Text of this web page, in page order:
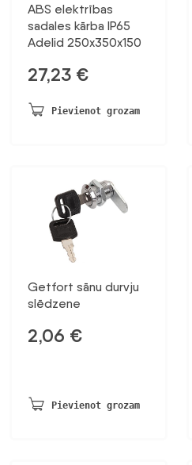
ABS elektrības
sadales kārba IP65
Adelid 250x350x150
27,23 €
Pievienot grozam
Getfort sānu durvju
slēdzene
2,06 €
Pievienot grozam